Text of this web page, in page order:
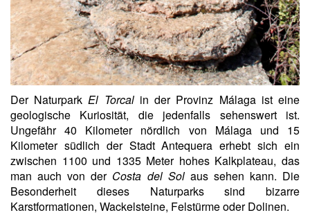
Der Naturpark El Torcalin der Provinz Málaga ist eine
geologische Kuriosität, die jedenfalls sehenswert ist.
Ungefähr 40 Kilometer nördlich von Málaga und 15
Kilometer südlich der Stadt Antequera erhebt sich ein
zwischen 1100 und 1335 Meter hohes Kalkplateau, das
man auch von der Costa del Solaus sehen kann. Die
Besonderheit dieses Naturparks sind bizarre
Karstformationen, Wackelsteine, Felstürme oder Dolinen.